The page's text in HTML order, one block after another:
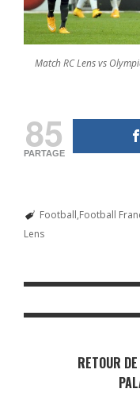
Match RC Lens vs
85
PARTAGE
Football Football
Lens
RETOUR